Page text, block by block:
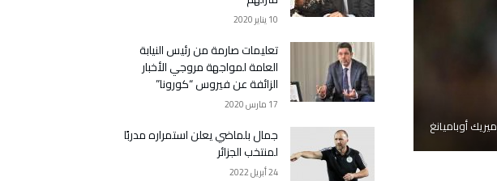
أوباميانغ
10 يناير 2020
تعليمات صارمة من رئيس النيابة
العامة لمواجهة مروجي الأخبار
الزائفة عن فيروس “كورونا”
17 مارس 2020
جمال بلماضي يعلن استمراره مدربًا
لمنتخب الجزائر
24 أبريل 2022